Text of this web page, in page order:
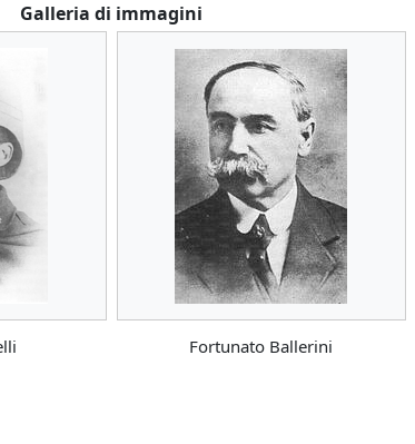
Galleria di immagini
Fortunato Ballerini